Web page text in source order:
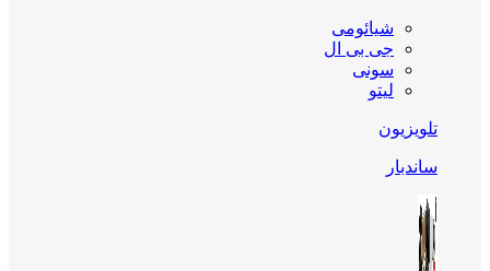
شیائومی
جی بی ال
سونی
لیتو
تلویزیون
ساندبار